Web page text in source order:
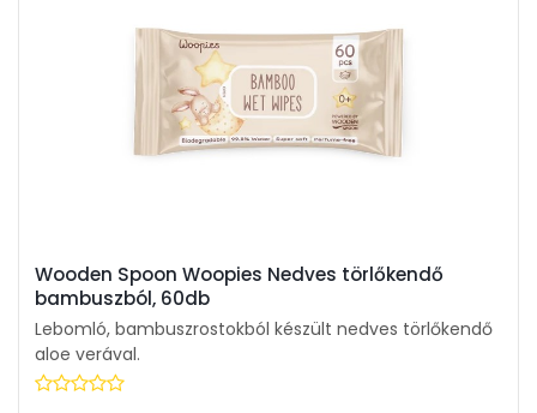
Wooden Spoon Woopies Nedves törlőkendő
bambuszból, 60db
Lebomló, bambuszrostokból készült nedves törlőkendő
aloe verával.